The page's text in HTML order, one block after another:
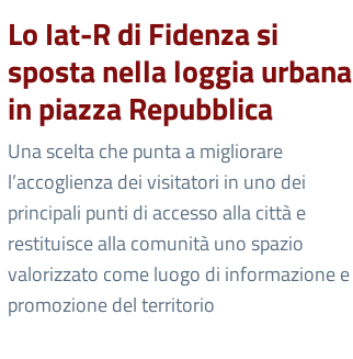
Lo Iat-R di Fidenza si
sposta nella loggia urbana
in piazza Repubblica
Una scelta che punta a migliorare
l’accoglienza dei visitatori in uno dei
principali punti di accesso alla città e
restituisce alla comunità uno spazio
valorizzato come luogo di informazione e
promozione del territorio